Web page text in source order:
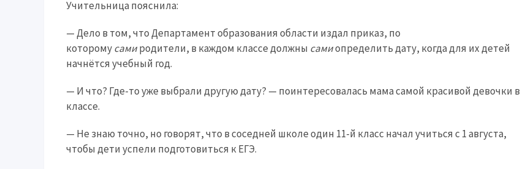
Учительница пояснила:
— Дело в том, что Департамент образования области издал приказ, по
которомусамиродители, в каждом классе должны самиопределить дату, когда для их детей
начнётся учебный год.
— И что? Где-то уже выбрали другую дату? — поинтересовалась мама самой красивой девочки в
классе.
— Не знаю точно, но говорят, что в соседней школе один 11-й класс начал учиться с 1 августа,
чтобы дети успели подготовиться к ЕГЭ.